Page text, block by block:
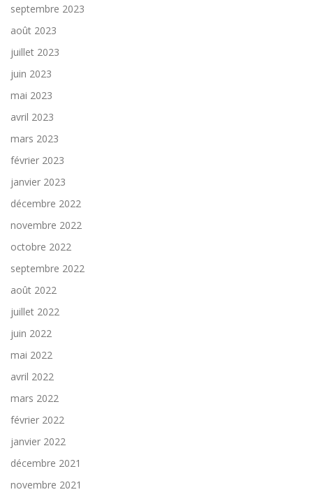
septembre 2023
août 2023
juillet 2023
juin 2023
mai 2023
avril 2023
mars 2023
février 2023
janvier 2023
décembre 2022
novembre 2022
octobre 2022
septembre 2022
août 2022
juillet 2022
juin 2022
mai 2022
avril 2022
mars 2022
février 2022
janvier 2022
décembre 2021
novembre 2021